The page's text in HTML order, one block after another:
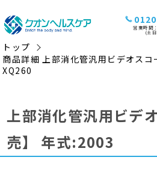
営業時間
(土
トップ
商品詳細 上部消化管汎用ビデオス
XQ260
上部消化管汎用ビデ
売】
年式:2003